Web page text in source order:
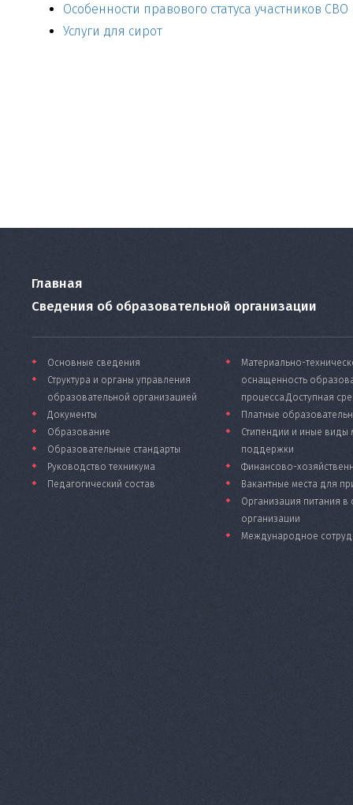
Особенности правового статуса участников
Услуги для сирот
Главная
Сведения об образовательной организации
Основные сведения
Структура и органы управления
образовательной организацией
Документы
Образование
Образовательные стандарты
Руководство техникума
Педагогический состав
Материально-
оснащенность
процесса.Доступная
Платные
Стипендии и иные виды
поддержки
Финансово-
Вакантные места для
Организация питания
организации
Международное